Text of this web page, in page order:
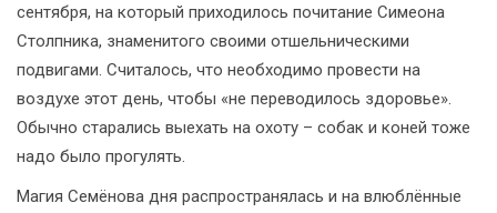
сентября, на который приходилось почитание Симеона
Столпника, знаменитого своими отшельническими
подвигами. Считалось, что необходимо провести на
воздухе этот день, чтобы «не переводилось здоровье».
Обычно старались выехать на охоту – собак и коней тоже
надо было прогулять.
Магия Семёнова дня распространялась и на влюблённые